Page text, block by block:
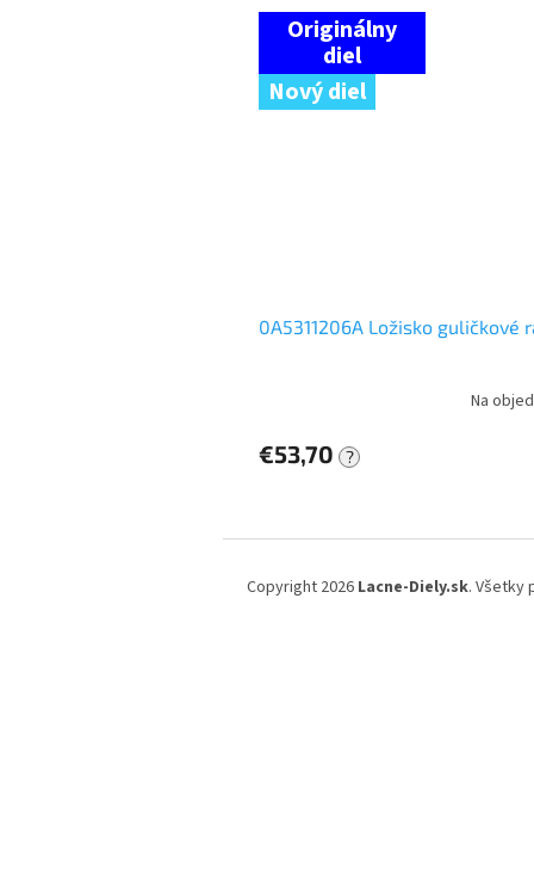
Nový diel
0A5311206A Ložisko guličkové
Na
€53,70 ?
Copyright 2026 Lacne-Diely.sk. Všetky